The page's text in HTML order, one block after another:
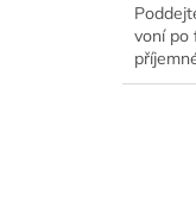
voní po